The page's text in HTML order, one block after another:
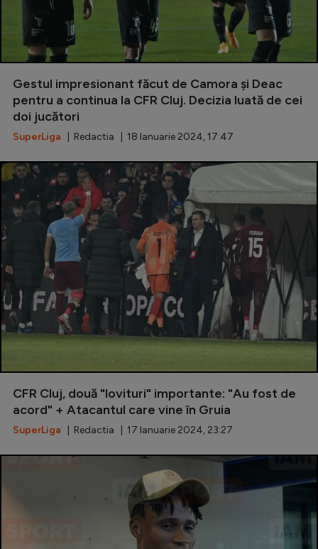
Gestul impresionant făcut de Camora și Deac
pentru a continua la CFR Cluj. Decizia luată de cei
doi jucători
SuperLiga | Redactia | 18 Ianuarie 2024, 17:47
CFR Cluj, două "lovituri" importante: "Au fost de
acord" + Atacantul care vine în Gruia
SuperLiga | Redactia | 17 Ianuarie 2024, 23:27